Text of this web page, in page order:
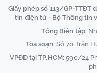
Giấy phép số 113/GP-TTĐT
tin điện tử - Bộ Thông tin
Tổng Biên tập:
Tòa soạn: Số 70 Trần
VPĐD tại TP.HCM: 590/24